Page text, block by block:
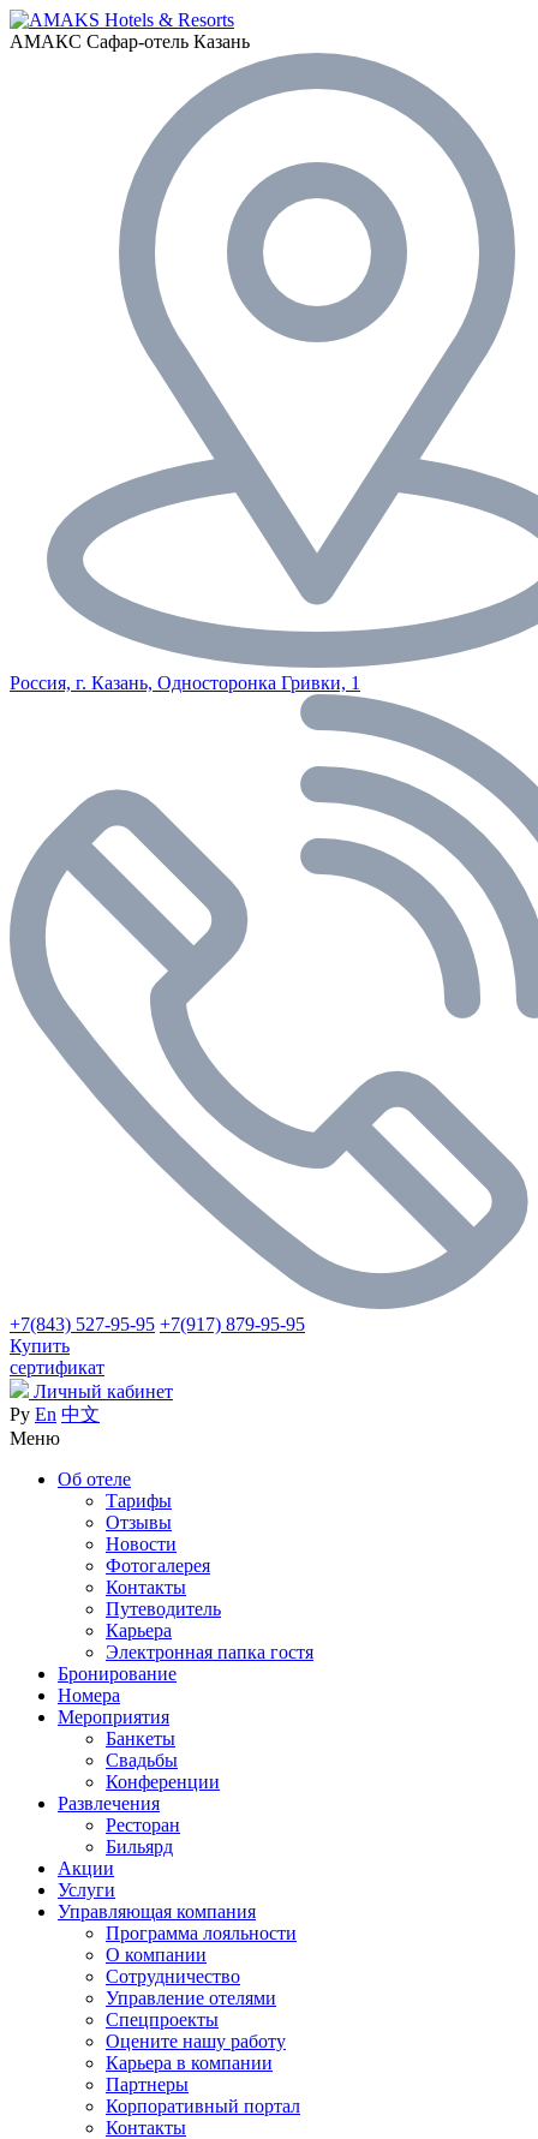
АМАКС Сафар-отель Казань
Россия, г. Казань, Односторонка Гривки, 1
+7(843) 527-95-95 +7(917) 879-95-95
Купить
сертификат
Личный кабинет
Ру En 中文
Меню
Об отеле
Тарифы
Отзывы
Новости
Фотогалерея
Контакты
Путеводитель
Карьера
Электронная папка гостя
Бронирование
Номера
Мероприятия
Банкеты
Свадьбы
Конференции
Развлечения
Ресторан
Бильярд
Акции
Услуги
Управляющая компания
Программа лояльности
О компании
Сотрудничество
Управление отелями
Спецпроекты
Оцените нашу работу
Карьера в компании
Партнеры
Корпоративный портал
Контакты